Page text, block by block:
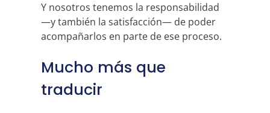
Y nosotros tenemos la responsabilidad
—y también la satisfacción— de poder
acompañarlos en parte de ese proceso.
Mucho más que
traducir